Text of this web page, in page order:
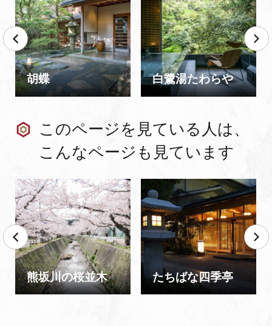
胡蝶 白鷺湯たわらや
このページを見ている人は、
こんなページも見ています
熊坂川の桜並木 たちばな四季亭